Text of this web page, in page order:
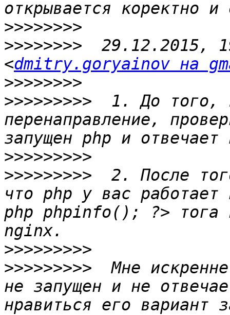
>>>>>>>>
>>>>>>>> 29.12.2015,
<dmitry.goryainov на
>>>>>>>>
>>>>>>>>> 1. До того,
перенаправление,
>>>>>>>>>
>>>>>>>>> 2. После
что php у вас работает
php phpinfo(); ?> тога
>>>>>>>>>
>>>>>>>>> Мне
не запущен и не
нравиться его вариант